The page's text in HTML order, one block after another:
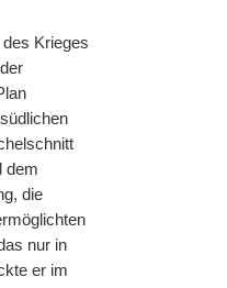
Krieges
dem
die
nur in
er im